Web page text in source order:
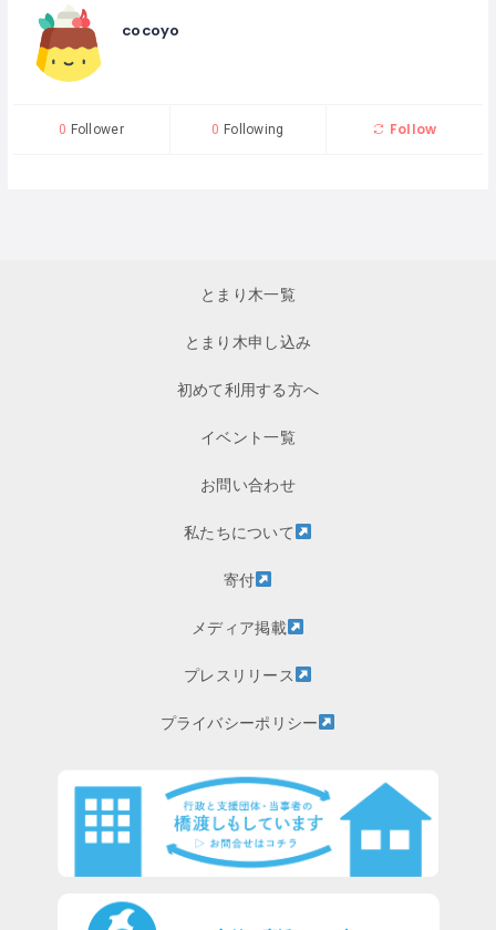
cocoyo
0 Follower 0 Following Follow
とまり木一覧
とまり木申し込み
初めて利用する方へ
イベント一覧
お問い合わせ
私たちについて
寄付
メディア掲載
プレスリリース
プライバシーポリシー